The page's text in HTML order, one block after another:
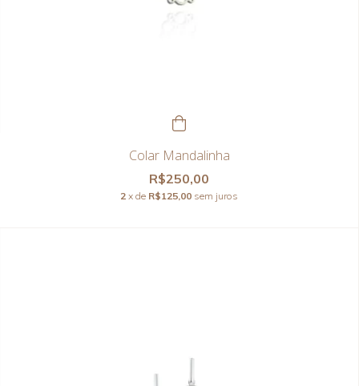
Colar Mandalinha
R$250,00
2 x de R$125,00 sem juros